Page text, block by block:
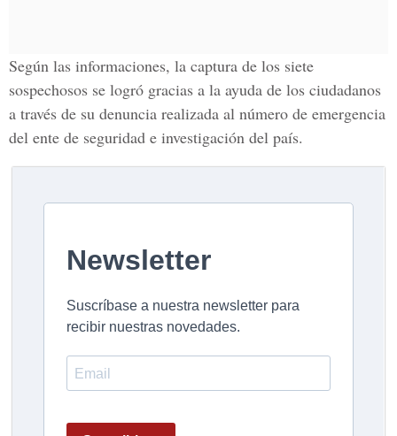
Según las informaciones, la captura de los siete
sospechosos se logró gracias a la ayuda de los ciudadanos
a través de su denuncia realizada al número de emergencia
del ente de seguridad e investigación del país.